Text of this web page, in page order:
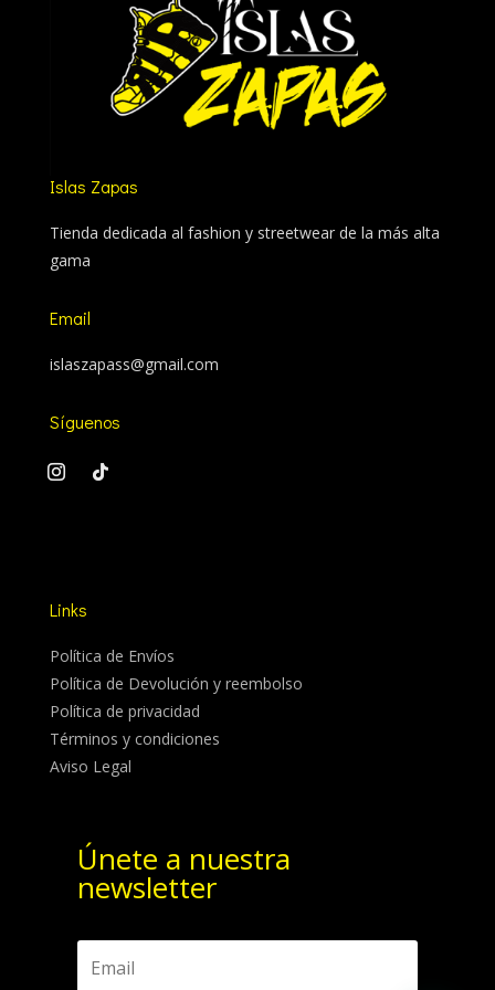
Islas Zapas
Tienda dedicada al fashion y streetwear de la más alta
gama
Email
islaszapass@gmail.com
Síguenos
Links
Política de Envíos
Política de Devolución y reembolso
Política de privacidad
Términos y condiciones
Aviso Legal
Únete a nuestra
newsletter